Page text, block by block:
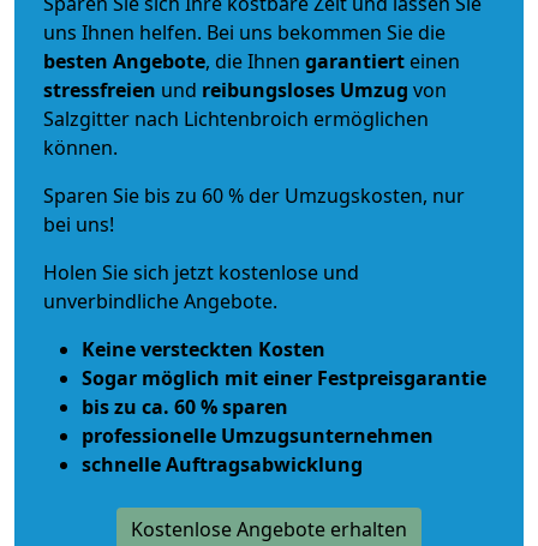
uns Ihnen helfen. Bei uns bekommen Sie die
besten Angebote, die Ihnen garantiert einen
stressfreien und reibungsloses Umzug von
Salzgitter nach Lichtenbroich ermöglichen
können.
Sparen Sie bis zu 60 % der Umzugskosten, nur
bei uns!
Holen Sie sich jetzt kostenlose und
unverbindliche Angebote.
Keine versteckten Kosten
Sogar möglich mit einer Festpreisgarantie
bis zu ca. 60 % sparen
professionelle Umzugsunternehmen
schnelle Auftragsabwicklung
Kostenlose Angebote erhalten